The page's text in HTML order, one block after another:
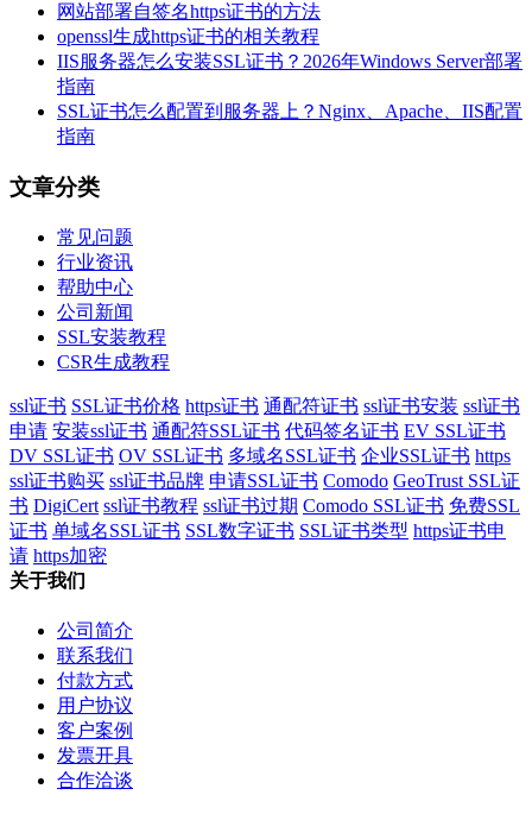
网站部署自签名https证书的方法
openssl生成https证书的相关教程
IIS服务器怎么安装SSL证书？2026年Windows Server部署
指南
SSL证书怎么配置到服务器上？Nginx、Apache、IIS配置
指南
文章分类
常见问题
行业资讯
帮助中心
公司新闻
SSL安装教程
CSR生成教程
ssl证书 SSL证书价格 https证书 通配符证书 ssl证书安装 ssl证书
申请 安装ssl证书 通配符SSL证书 代码签名证书 EV SSL证书
DV SSL证书 OV SSL证书 多域名SSL证书 企业SSL证书 https
ssl证书购买 ssl证书品牌 申请SSL证书 Comodo GeoTrust SSL证
书 DigiCert ssl证书教程 ssl证书过期 Comodo SSL证书 免费SSL
证书 单域名SSL证书 SSL数字证书 SSL证书类型 https证书申
请 https加密
关于我们
公司简介
联系我们
付款方式
用户协议
客户案例
发票开具
合作洽谈